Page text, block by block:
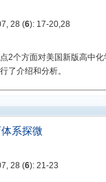
28 (6): 17-20,28
2个方面对美国新版高中
了介绍和分析。
系探微
28 (6): 21-23